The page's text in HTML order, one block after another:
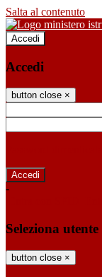
Salta al contenuto
Accedi
Accedi
button close ×
-
Seleziona utente
button close ×